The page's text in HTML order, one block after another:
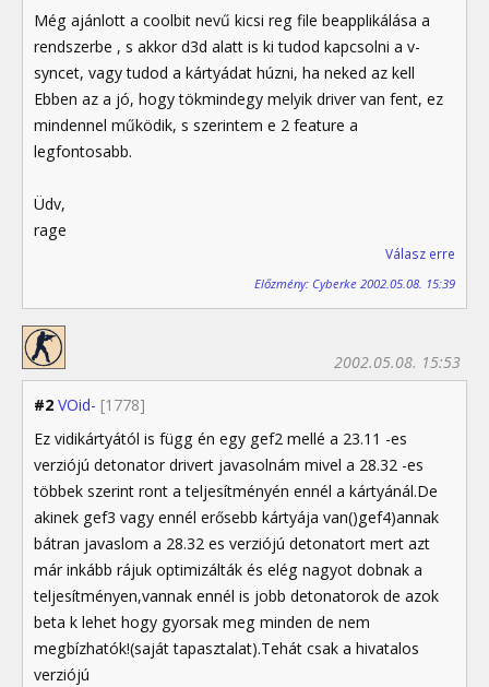
Még ajánlott a coolbit nevű kicsi reg file beapplikálása a
rendszerbe , s akkor d3d alatt is ki tudod kapcsolni a v-
syncet, vagy tudod a kártyádat húzni, ha neked az kell
Ebben az a jó, hogy tökmindegy melyik driver van fent, ez
mindennel működik, s szerintem e 2 feature a
legfontosabb.
Üdv,
rage
Válasz erre
Előzmény: Cyberke 2002.05.08. 15:39
#2 VOid- [1778]
2002.05.08. 15:53
Ez vidikártyától is függ én egy gef2 mellé a 23.11 -es
verziójú detonator drivert javasolnám mivel a 28.32 -es
többek szerint ront a teljesítményén ennél a kártyánál.De
akinek gef3 vagy ennél erősebb kártyája van()gef4)annak
bátran javaslom a 28.32 es verziójú detonatort mert azt
már inkább rájuk optimizálták és elég nagyot dobnak a
teljesítményen,vannak ennél is jobb detonatorok de azok
beta k lehet hogy gyorsak meg minden de nem
megbízhatók!(saját tapasztalat).Tehát csak a hivatalos
verziójú